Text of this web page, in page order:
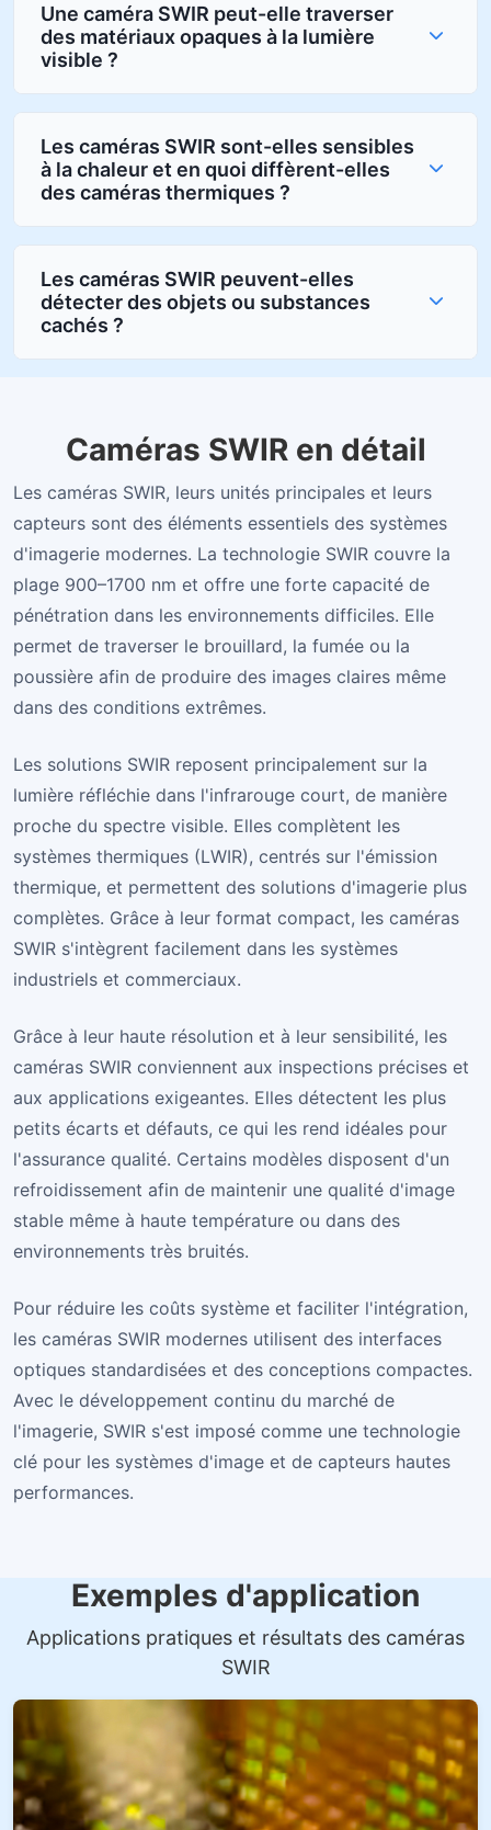
Une caméra SWIR peut-elle traverser
des matériaux opaques à la lumière
visible ?
Les caméras SWIR sont-elles sensibles
à la chaleur et en quoi diffèrent-elles
des caméras thermiques ?
Les caméras SWIR peuvent-elles
détecter des objets ou substances
cachés ?
Caméras SWIR en détail
Les caméras SWIR, leurs unités principales et leurs
capteurs sont des éléments essentiels des systèmes
d'imagerie modernes. La technologie SWIR couvre la
plage 900–1700 nm et offre une forte capacité de
pénétration dans les environnements difficiles. Elle
permet de traverser le brouillard, la fumée ou la
poussière afin de produire des images claires même
dans des conditions extrêmes.
Les solutions SWIR reposent principalement sur la
lumière réfléchie dans l'infrarouge court, de manière
proche du spectre visible. Elles complètent les
systèmes thermiques (LWIR), centrés sur l'émission
thermique, et permettent des solutions d'imagerie plus
complètes. Grâce à leur format compact, les caméras
SWIR s'intègrent facilement dans les systèmes
industriels et commerciaux.
Grâce à leur haute résolution et à leur sensibilité, les
caméras SWIR conviennent aux inspections précises et
aux applications exigeantes. Elles détectent les plus
petits écarts et défauts, ce qui les rend idéales pour
l'assurance qualité. Certains modèles disposent d'un
refroidissement afin de maintenir une qualité d'image
stable même à haute température ou dans des
environnements très bruités.
Pour réduire les coûts système et faciliter l'intégration,
les caméras SWIR modernes utilisent des interfaces
optiques standardisées et des conceptions compactes.
Avec le développement continu du marché de
l'imagerie, SWIR s'est imposé comme une technologie
clé pour les systèmes d'image et de capteurs hautes
performances.
Exemples d'application
Applications pratiques et résultats des caméras
SWIR